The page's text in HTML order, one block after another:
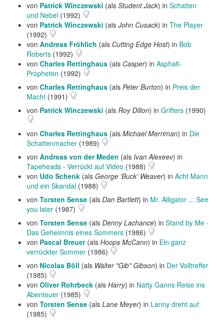
von Patrick Winczewski (als Student Jack) in Schatten
und Nebel (1992)
von Patrick Winczewski (als John Cusack) in The Player
(1992)
von Andreas Fröhlich (als Cutting Edge Host) in Bob
Roberts (1992)
von Charles Rettinghaus (als Casper) in Asphalt-
Propheten (1992)
von Charles Rettinghaus (als Peter Burton) in Preis der
Macht (1991)
von Patrick Winczewski (als Roy Dillon) in Grifters (1990)
von Charles Rettinghaus (als Michael Merriman) in Die
Schattenmacher (1989)
von Andreas von der Meden (als Ivan Alexeev) in
Tapeheads - Verrückt auf Video (1988)
von Udo Schenk (als George 'Buck' Weaver) in Acht Mann
und ein Skandal (1988)
von Torsten Sense (als Dan Bartlett) in Mr. Alligator ... See
you later (1987)
von Torsten Sense (als Denny Lachance) in Stand by Me -
Das Geheimnis eines Sommers (1986)
von Pascal Breuer(als Hoops McCann) in Ein ganz
verrückter Sommer (1986)
von Nicolas Böll (als Walter "Gib" Gibson) in Der Volltreffer
(1985)
von Oliver Rohrbeck (als Harry) in Natty Ganns Reise ins
Abenteuer (1985)
von Torsten Sense (als Lane Meyer) in Lanny dreht auf
(1985)